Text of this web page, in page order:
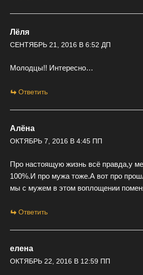
Лёля
СЕНТЯБРЬ 21, 2016 В 6:52 ДП
Молодцы!! Интересно…
Ответить
Алёна
ОКТЯБРЬ 7, 2016 В 4:45 ПП
Про настоящую жизнь всё правда,у
100%.И про мужа тоже.А вот про
мы с мужем в этом воплощении
Ответить
елена
ОКТЯБРЬ 22, 2016 В 12:59 ПП